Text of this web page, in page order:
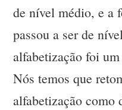
de nível médio, e a
passou a ser de
alfabetização foi
Nós temos que
alfabetização